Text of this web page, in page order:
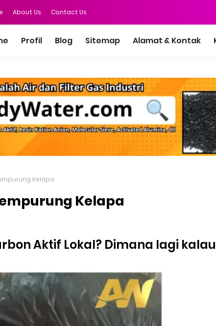
About Us Contact Us
Profil Blog Sitemap Alamat & Kontak
Kelapa
Kelapa
Aktif Lokal? Dimana lagi kalau